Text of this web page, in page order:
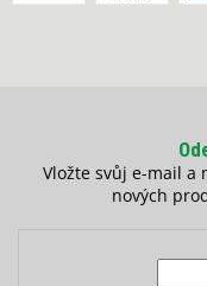
Vložte svůj e-mail a
nových